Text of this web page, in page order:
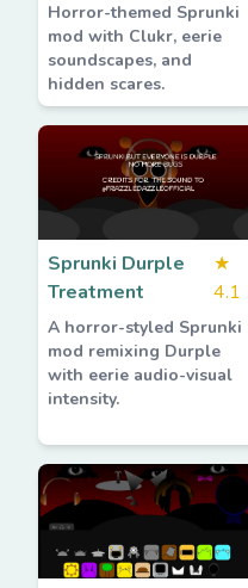
Horror-themed Sprunki
mod with Clukr, eerie
soundscapes, and
hidden scares.
Sprunki Durple
Treatment
★
4.1
A horror-styled Sprunki
mod remixing Durple
with eerie audio-visual
intensity.